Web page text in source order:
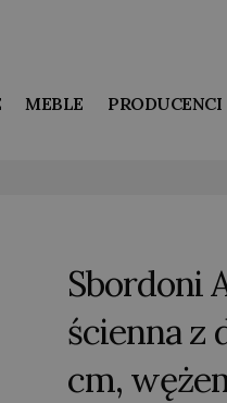
MEBLE PRODUCENCI
Sbordoni
ścienna z
cm,